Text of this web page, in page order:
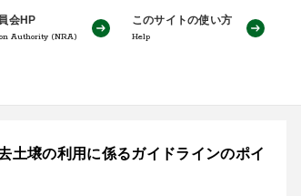
会HP
Authority (NRA)
このサイトの使い方
Help
土壌の利用に係るガイドラインのポイ